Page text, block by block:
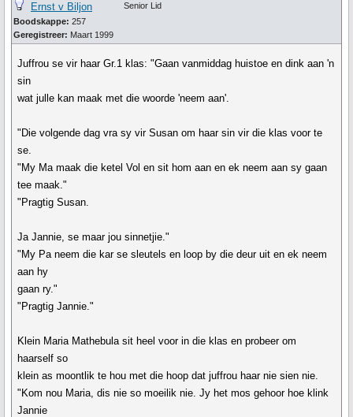
Ernst v Biljon
Boodskappe: 257
Geregistreer: Maart 1999
Senior Lid
Juffrou se vir haar Gr.1 klas: "Gaan vanmiddag huistoe en dink aan 'n
sin
wat julle kan maak met die woorde 'neem aan'.
"Die volgende dag vra sy vir Susan om haar sin vir die klas voor te
se.
"My Ma maak die ketel Vol en sit hom aan en ek neem aan sy gaan
tee maak."
"Pragtig Susan.
Ja Jannie, se maar jou sinnetjie."
"My Pa neem die kar se sleutels en loop by die deur uit en ek neem
aan hy
gaan ry."
"Pragtig Jannie."
Klein Maria Mathebula sit heel voor in die klas en probeer om
haarself so
klein as moontlik te hou met die hoop dat juffrou haar nie sien nie.
"Kom nou Maria, dis nie so moeilik nie. Jy het mos gehoor hoe klink
Jannie